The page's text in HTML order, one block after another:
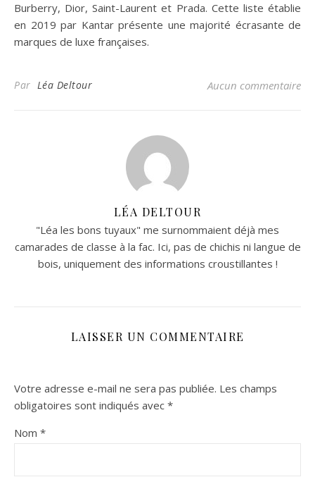
Burberry, Dior, Saint-Laurent et Prada. Cette liste établie
en 2019 par Kantar présente une majorité écrasante de
marques de luxe françaises.
Par Léa Deltour Aucun commentaire
LÉA DELTOUR
"Léa les bons tuyaux" me surnommaient déjà mes
camarades de classe à la fac. Ici, pas de chichis ni langue de
bois, uniquement des informations croustillantes !
LAISSER UN COMMENTAIRE
Votre adresse e-mail ne sera pas publiée. Les champs
obligatoires sont indiqués avec *
Nom *